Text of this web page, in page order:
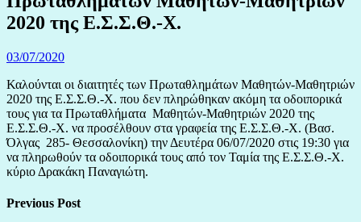
2020 της Ε.Σ.Σ.Θ.-Χ.
03/07/2020
Καλούνται οι διαιτητές των Πρωταθλημάτων Μαθητών-Μαθητριών
2020 της Ε.Σ.Σ.Θ.-Χ. που δεν πληρώθηκαν ακόμη τα οδοιπορικά
τους για τα Πρωταθλήματα Μαθητών-Μαθητριών 2020 της
Ε.Σ.Σ.Θ.-Χ. να προσέλθουν στα γραφεία της Ε.Σ.Σ.Θ.-Χ. (Βασ.
Όλγας 285- Θεσσαλονίκη) την Δευτέρα 06/07/2020 στις 19:30 για
να πληρωθούν τα οδοιπορικά τους από τον Ταμία της Ε.Σ.Σ.Θ.-Χ.
κύριο Δρακάκη Παναγιώτη.
Previous Post